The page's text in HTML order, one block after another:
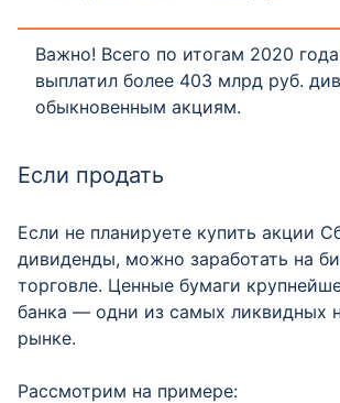
Важно! Всего по итогам 2020
выплатил более 403 млрд руб.
обыкновенным акциям.
Если продать
Если не планируете купить акции
дивиденды, можно заработать на
торговле. Ценные бумаги
банка — одни из самых ликвидных
рынке.
Рассмотрим на примере: